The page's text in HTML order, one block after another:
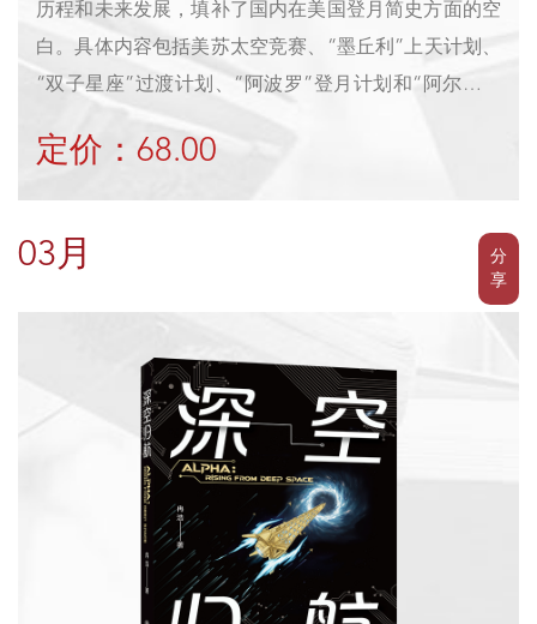
分
享
历程和未来发展，填补了国内在美国登月简史方面的空
白。具体内容包括美苏太空竞赛、“墨丘利”上天计划、
“双子星座”过渡计划、“阿波罗”登月计划和“阿尔忒弥
斯”重返月球计划。本书的最后一章简要介绍了中国、
俄罗斯、印度等国正在实施的登月计划。本书在讲述登
月的技术发展和重大事件的过程中，穿插了大量有趣的
故事，是一部资料权威、引人入胜的登月简史。
定价：68.00
03月